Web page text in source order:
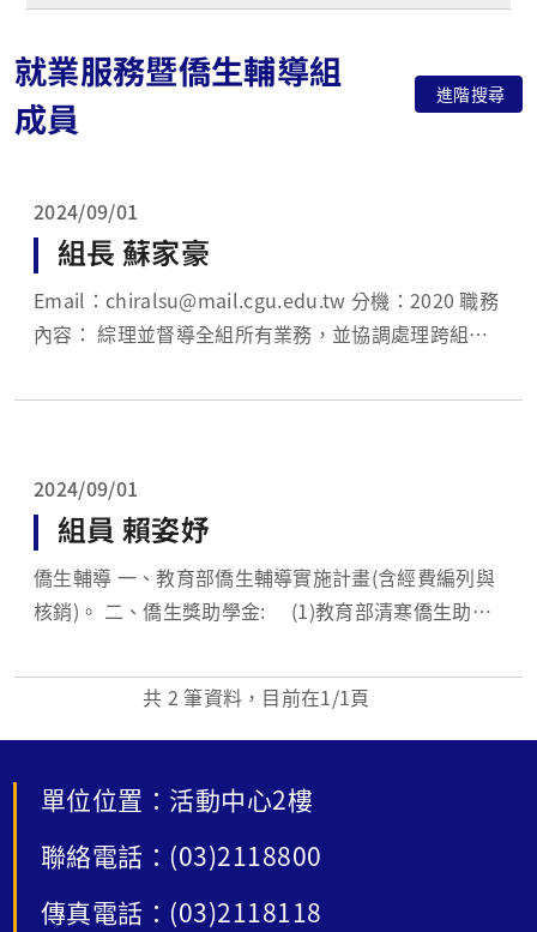
就業服務暨僑生輔導組
成員
進階搜尋
2024/09/01
組長 蘇家豪
Email：chiralsu@mail.cgu.edu.tw 分機：2020 職務
內容： 綜理並督導全組所有業務，並協調處理跨組室
2024/09/01
組員 賴姿妤
僑生輔導 一、教育部僑生輔導實施計畫(含經費編列與
核銷)。 二、僑生獎助學金: (1)教育部清寒僑生助學
部獎勵海外優秀僑生回國就讀大...
共 2 筆資料，目前在1/1頁
單位位置：活動中心2樓
聯絡電話：(03)2118800
傳真電話：(03)2118118